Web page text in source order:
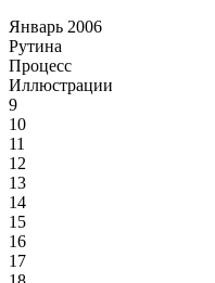
Январь 2006
Рутина
Процесс
Иллюстрации
9
10
11
12
13
14
15
16
17